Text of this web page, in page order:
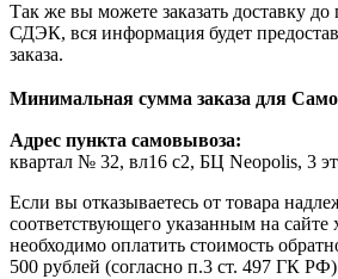
Так же вы можете заказать доставку до
СДЭК, вся информация будет
заказа.
Минимальная сумма заказа для
Адрес пункта самовывоза:
квартал № 32, вл16 с2, БЦ Neopolis, 3
Если вы отказываетесь от товара
соответствующего указанным на сайте
необходимо оплатить стоимость
500 рублей (согласно п.3 ст. 497 ГК